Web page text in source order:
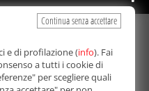
2026
07064240828
tutti i contenuti, in qualunque
è proibita.
Autorizzazione del
Continua senza accettare
e di profilazione (info). Fai
a tutti i cookie di
per scegliere quali